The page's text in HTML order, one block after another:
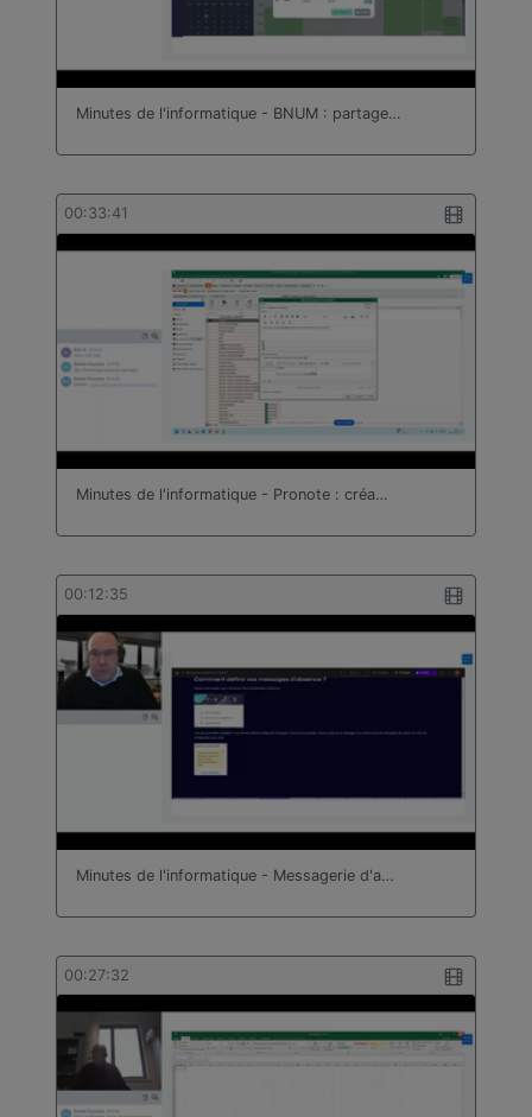
Minutes de l'informatique - BNUM : partage…
00:33:41
Minutes de l'informatique - Pronote : créa…
00:12:35
Minutes de l'informatique - Messagerie d'a…
00:27:32